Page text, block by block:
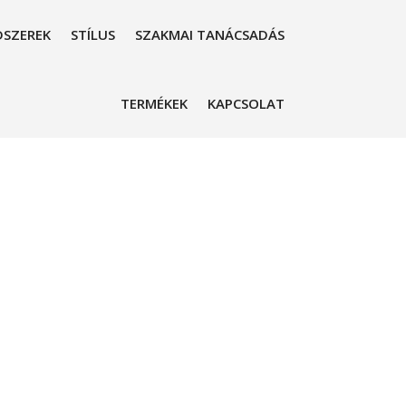
STÍLUS SZAKMAI TANÁCSADÁS
TERMÉKEK KAPCSOLAT